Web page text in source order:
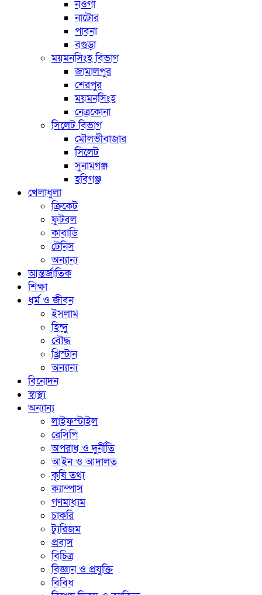
নওগাঁ
নাটোর
পাবনা
বগুড়া
ময়মনসিংহ বিভাগ
জামালপুর
শেরপুর
ময়মনসিংহ
নেত্রকোনা
সিলেট বিভাগ
মৌলভীবাজার
সিলেট
সুনামগঞ্জ
হবিগঞ্জ
খেলাধুলা
ক্রিকেট
ফুটবল
কাবাডি
টেনিস
অন্যান্য
আন্তর্জাতিক
শিক্ষা
ধর্ম ও জীবন
ইসলাম
হিন্দু
বৌদ্ধ
খ্রিস্টান
অন্যান্য
বিনোদন
স্বাস্থ্য
অন্যান্য
লাইফস্টাইল
রেসিপি
অপরাধ ও দুর্নীতি
আইন ও আদালত
কৃষি তথ্য
ক্যাম্পাস
গণমাধ্যম
চাকরি
ট্যুরিজম
প্রবাস
বিচিত্র
বিজ্ঞান ও প্রযুক্তি
বিবিধ